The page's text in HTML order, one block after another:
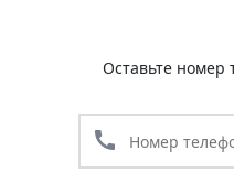
Оставьте номер
call